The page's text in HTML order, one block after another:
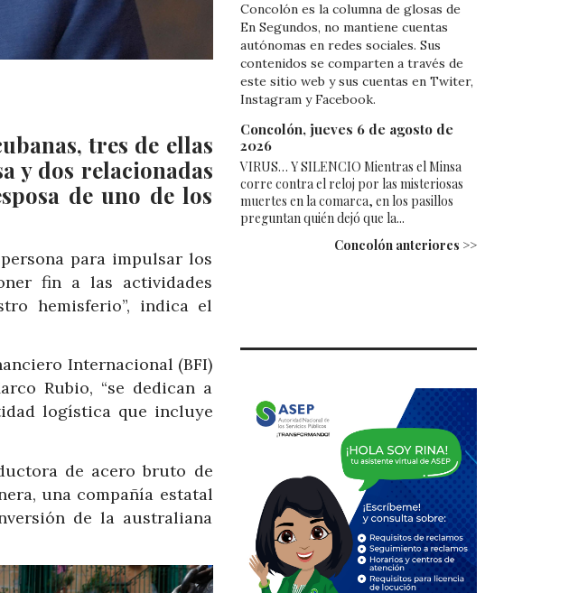
tres de ellas
y dos relacionadas
de uno de los
para impulsar los
fin a las actividades
hemisferio”, indica el
Internacional (BFI)
Rubio, “se dedican a
logística que incluye
de acero bruto de
una compañía estatal
de la australiana
Concolón es la columna de glosas de
En Segundos, no mantiene cuentas
autónomas en redes sociales. Sus
contenidos se comparten a través de
este sitio web y sus cuentas en Twiter,
Instagram y Facebook.
Concolón, jueves 6 de agosto de
2026
VIRUS… Y SILENCIO Mientras el Minsa
corre contra el reloj por las misteriosas
muertes en la comarca, en los pasillos
preguntan quién dejó que la...
Concolón anteriores >>